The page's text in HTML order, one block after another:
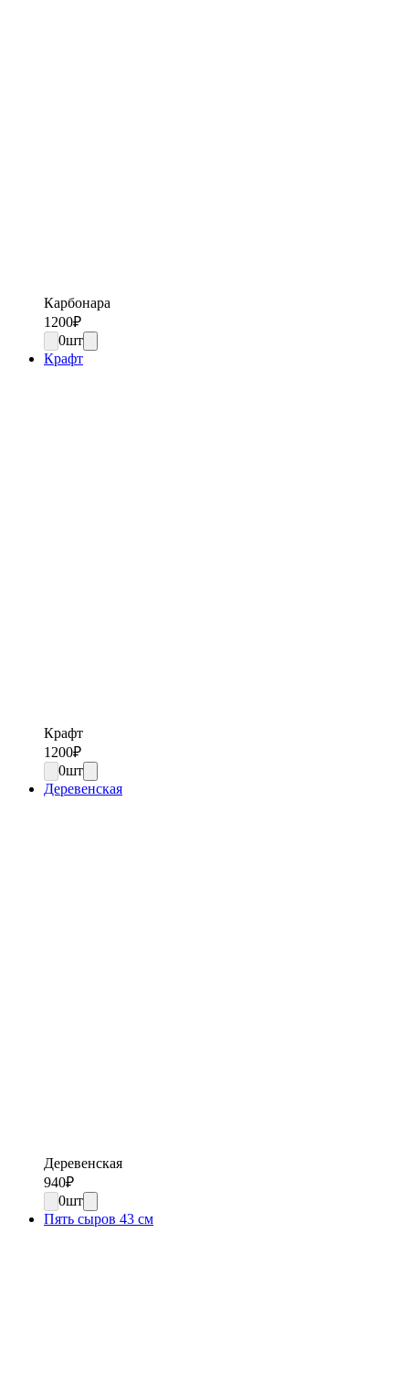
Карбонара
1200₽
0шт
Крафт
Крафт
1200₽
0шт
Деревенская
Деревенская
940₽
0шт
Пять сыров 43 см